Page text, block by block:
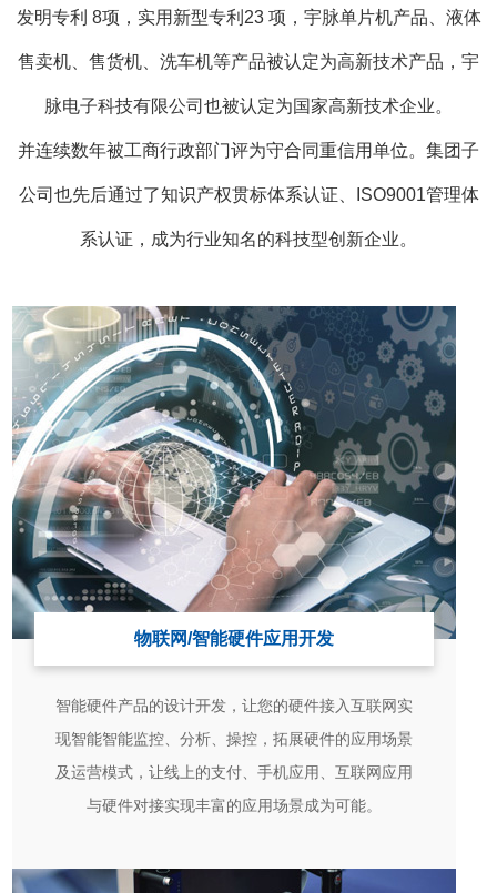
主研发创新之路，先后为国内外客户定
维修检测设备系列控制系统、终端信息
系统、熨烫机定位控制系统、自动波箱
碑及美誉度。
发明专利 8项，实用新型专利23 项，宇脉单片机产品、液体
售卖机、售货机、洗车机等产品被认定为高新技术产品，宇
脉电子科技有限公司也被认定为国家高新技术企业。
并连续数年被工商行政部门评为守合同重信用单位。集团子
公司也先后通过了知识产权贯标体系认证、ISO9001管理体
系认证，成为行业知名的科技型创新企业。
物联网/智能硬件应用开发
智能硬件产品的设计开发，让您的硬件接入互联网实
现智能智能监控、分析、操控，拓展硬件的应用场景
及运营模式，让线上的支付、手机应用、互联网应用
与硬件对接实现丰富的应用场景成为可能。